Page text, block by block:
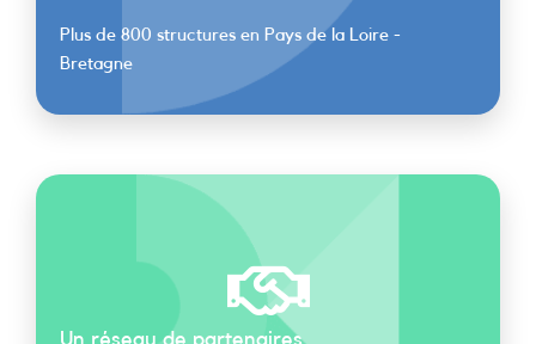
Plus de 800 structures en Pays de la Loire -
Bretagne
Un réseau de partenaires